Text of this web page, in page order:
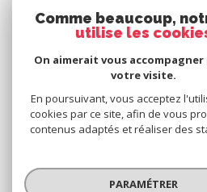
Cookies
© 2026 | Tous droits réservés
Comme beaucoup,
utilise les
On aimerait vous
votre visite.
En poursuivant, vous acceptez
cookies par ce site, afin de vous
contenus adaptés et réaliser des
PARAMÉTRER